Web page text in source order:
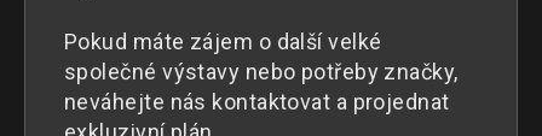
Pokud máte zájem o další velké
společné výstavy nebo potřeby značky,
neváhejte nás kontaktovat a projednat